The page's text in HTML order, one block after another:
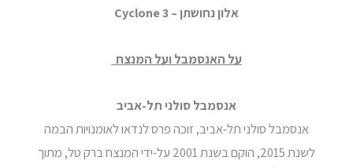
אלון נחושתן –Cyclone 3
על האנסמבל ועל המנצח
אנסמבל סולני תל-אביב
אנסמבל סולני תל-אביב, זוכה פרס לנדאו לאומנויות הבמה
לשנת 2015, הוקם בשנת 2001 על-ידי המנצח ברק טל, מתוך